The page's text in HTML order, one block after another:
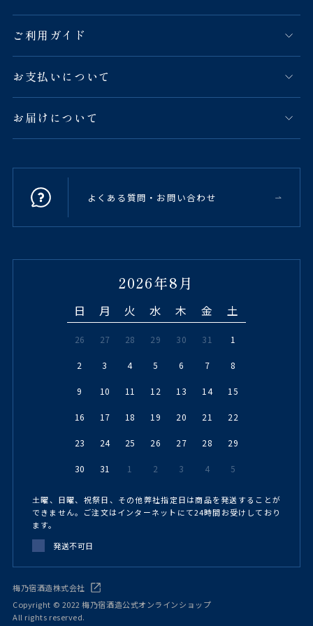
ご利用ガイド
お支払いについて
お届けについて
よくある質問・お問い合わせ
2026年8月
日 月 火 水 木 金 土
26 27 28 29 30 31 1
2 3 4 5 6 7 8
9 10 11 12 13 14 15
16 17 18 19 20 21 22
23 24 25 26 27 28 29
30 31 1 2 3 4 5
土曜、日曜、祝祭日、その他弊社指定日は商品を発送することが
できません。ご注文はインターネットにて24時間お受けしており
ます。
発送不可日
梅乃宿酒造株式会社
Copyright © 2022 梅乃宿酒造公式オンラインショップ
All rights reserved.